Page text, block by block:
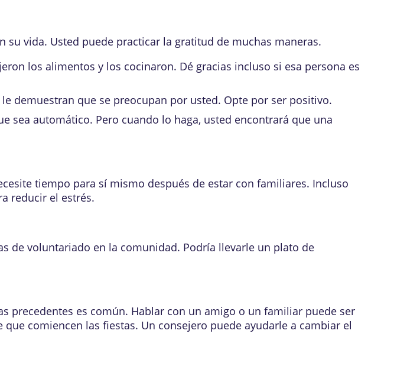
vida. Usted puede practicar la gratitud de muchas maneras.
los alimentos y los cocinaron. Dé gracias incluso si esa persona es
demuestran que se preocupan por usted. Opte por ser positivo.
sea automático. Pero cuando lo haga, usted encontrará que una
tiempo para sí mismo después de estar con familiares. Incluso
reducir el estrés.
de voluntariado en la comunidad. Podría llevarle un plato de
precedentes es común. Hablar con un amigo o un familiar puede ser
comiencen las fiestas. Un consejero puede ayudarle a cambiar el